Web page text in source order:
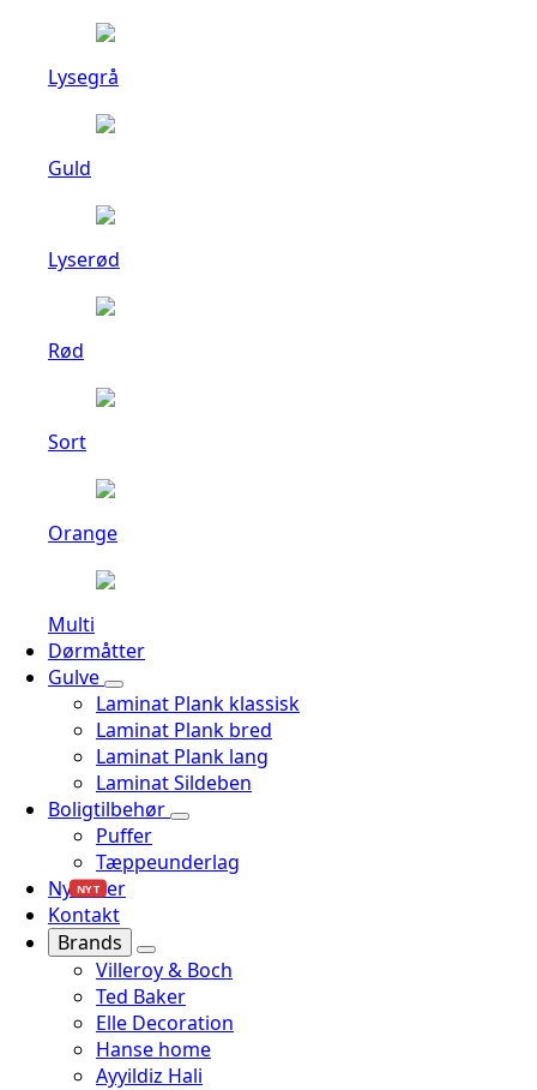
Lysegrå
Guld
Lyserød
Rød
Sort
Orange
Multi
Dørmåtter
Gulve
Laminat Plank klassisk
Laminat Plank bred
Laminat Plank lang
Laminat Sildeben
Boligtilbehør
Puffer
Tæppeunderlag
Nyheder
NYT
Kontakt
Brands
Villeroy & Boch
Ted Baker
Elle Decoration
Hanse home
Ayyildiz Hali